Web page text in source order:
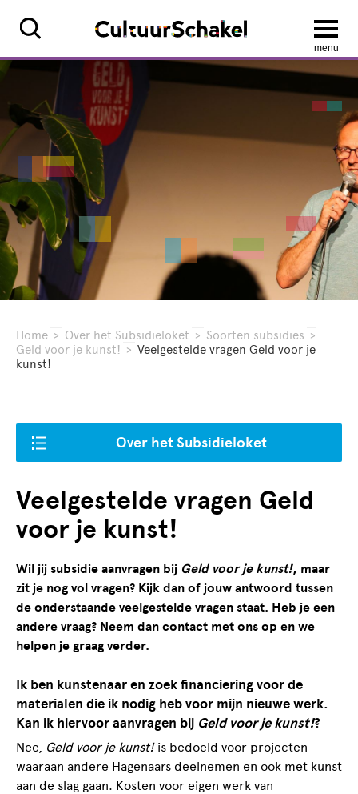
menu
Home > Over het Subsidieloket > Soorten subsidies >
Geld voor je kunst! > Veelgestelde vragen Geld voor je
kunst!
Over het Subsidieloket
Veelgestelde vragen Geld
voor je kunst!
Wil jij subsidie aanvragen bij Geld voor je kunst!, maar
zit je nog vol vragen? Kijk dan of jouw antwoord tussen
de onderstaande veelgestelde vragen staat. Heb je een
andere vraag? Neem dan contact met ons op en we
helpen je graag verder.
Ik ben kunstenaar en zoek financiering voor de
materialen die ik nodig heb voor mijn nieuwe werk.
Kan ik hiervoor aanvragen bij Geld voor je kunst!?
Nee, Geld voor je kunst!is bedoeld voor projecten
waaraan andere Hagenaars deelnemen en ook met kunst
aan de slag gaan. Kosten voor eigen werk van